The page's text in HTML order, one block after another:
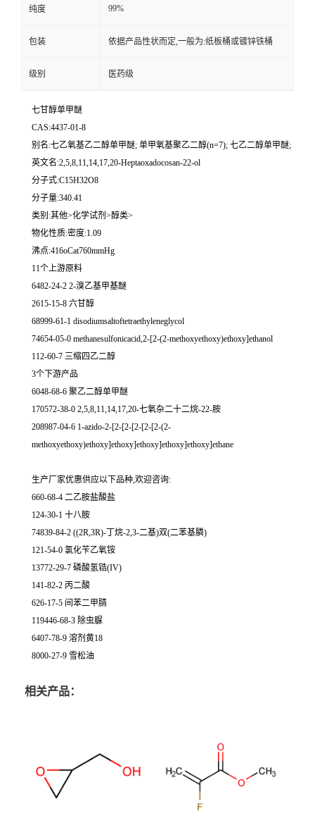
纯度 99%
包装 依据产品性状而定,一般为:纸板桶或镀锌铁桶
级别 医药级
七甘醇单甲醚
CAS:4437-01-8
别名:七乙氧基乙二醇单甲醚; 单甲氧基聚乙二醇(n=7); 七乙二醇单甲醚;
英文名:2,5,8,11,14,17,20-Heptaoxadocosan-22-ol
分子式:C15H32O8
分子量:340.41
类别:其他>化学试剂>醇类>
物化性质:密度:1.09
沸点:416oCat760mmHg
11个上游原料
6482-24-2 2-溴乙基甲基醚
2615-15-8 六甘醇
68999-61-1 disodiumsaltoftetraethyleneglycol
74654-05-0 methanesulfonicacid,2-[2-(2-methoxyethoxy)ethoxy]ethanol
112-60-7 三缩四乙二醇
3个下游产品
6048-68-6 聚乙二醇单甲醚
170572-38-0 2,5,8,11,14,17,20-七氧杂二十二烷-22-胺
208987-04-6 1-azido-2-[2-[2-[2-[2-[2-(2-
methoxyethoxy)ethoxy]ethoxy]ethoxy]ethoxy]ethoxy]ethane
生产厂家优惠供应以下品种,欢迎咨询:
660-68-4 二乙胺盐酸盐
124-30-1 十八胺
74839-84-2 ((2R,3R)-丁烷-2,3-二基)双(二苯基膦)
121-54-0 氯化苄乙氧铵
13772-29-7 磷酸氢锆(IV)
141-82-2 丙二酸
626-17-5 间苯二甲腈
119446-68-3 除虫脲
6407-78-9 溶剂黄18
8000-27-9 雪松油
相关产品：